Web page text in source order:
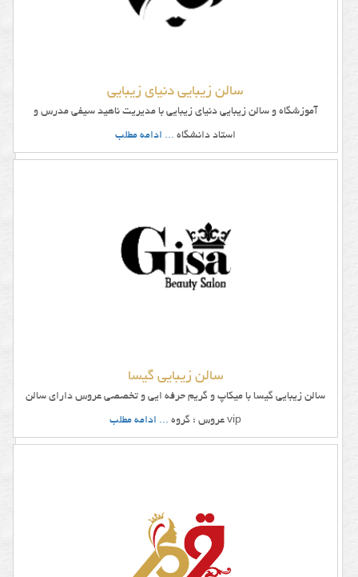
سالن زیبایی دنیای زیبایی
آموزشگاه و سالن زیبایی دنیای زیبایی با مدیریت ناهید سیفی مدرس و
استاد دانشگاه ... ادامه مطلب
سالن زیبایی گیسا
سالن زیبایی گیسا با میکاپ و گریم حرفه ایی و تخصصی عروس دارای سالن
vip عروس ؛ گروه ... ادامه مطلب